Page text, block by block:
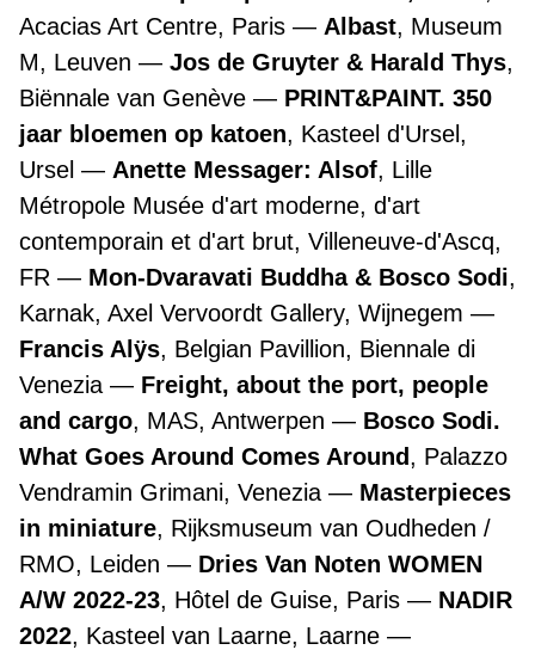
Acacias Art Centre, Paris
Albast, Museum
M, Leuven
Jos de Gruyter & Harald Thys,
Biënnale van Genève
PRINT&PAINT. 350
jaar bloemen op katoen, Kasteel d'Ursel,
Ursel
Anette Messager: Alsof, Lille
Métropole Musée d'art moderne, d'art
contemporain et d'art brut, Villeneuve-d'Ascq,
FR
Mon-Dvaravati Buddha & Bosco Sodi,
Karnak, Axel Vervoordt Gallery, Wijnegem
Francis Alÿs, Belgian Pavillion, Biennale di
Venezia
Freight, about the port, people
and cargo, MAS, Antwerpen
Bosco Sodi.
What Goes Around Comes Around, Palazzo
Vendramin Grimani, Venezia
Masterpieces
in miniature, Rijksmuseum van Oudheden /
RMO, Leiden
Dries Van Noten WOMEN
A/W 2022-23, Hôtel de Guise, Paris
NADIR
2022, Kasteel van Laarne, Laarne